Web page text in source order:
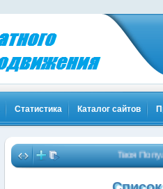
Статистика Каталог сайтов
Твоя